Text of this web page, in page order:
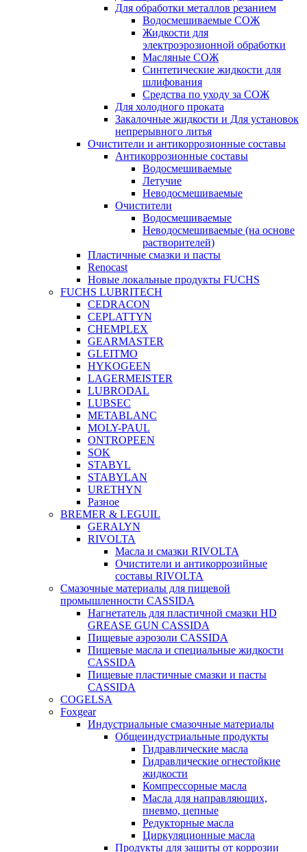
Для обработки металлов резанием
Водосмешиваемые СОЖ
Жидкости для
электроэрозионной обработки
Масляные СОЖ
Синтетические жидкости для
шлифования
Средства по уходу за СОЖ
Для холодного проката
Закалочные жидкости и Для установок
непрерывного литья
Очистители и антикоррозионные составы
Антикоррозионные составы
Водосмешиваемые
Летучие
Неводосмешиваемые
Очистители
Водосмешиваемые
Неводосмешиваемые (на основе
растворителей)
Пластичные смазки и пасты
Renocast
Новые локальные продукты FUCHS
FUCHS LUBRITECH
CEDRACON
CEPLATTYN
CHEMPLEX
GEARMASTER
GLEITMO
HYKOGEEN
LAGERMEISTER
LUBRODAL
LUBSEC
METABLANC
MOLY-PAUL
ONTROPEEN
SOK
STABYL
STABYLAN
URETHYN
Разное
BREMER & LEGUIL
GERALYN
RIVOLTA
Масла и смазки RIVOLTA
Очистители и антикоррозийные
составы RIVOLTA
Смазочные материалы для пищевой
промышленности CASSIDA
Нагнетатель для пластичной смазки HD
GREASE GUN CASSIDA
Пищевые аэрозоли CASSIDA
Пищевые масла и специальные жидкости
CASSIDA
Пищевые пластичные смазки и пасты
CASSIDA
COGELSA
Foxgear
Индустриальные смазочные материалы
Общеиндустриальные продукты
Гидравлические масла
Гидравлические огнестойкие
жидкости
Компрессорные масла
Масла для направляющих,
пневмо, цепные
Редукторные масла
Циркуляционные масла
Продукты для защиты от коррозии